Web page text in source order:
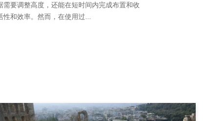
需要调整高度，还能在短时间内完成布置和收
和效率。然而，在使用过...